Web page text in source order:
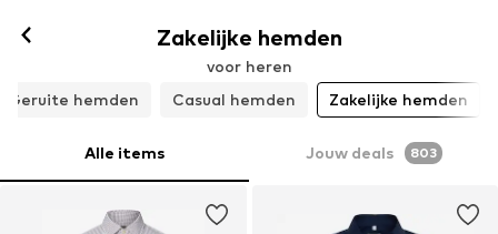
Zakelijke hemden
voor heren
Geruite hemden
Casual hemden Zakelijke hemden
Alle items Jouw deals 803